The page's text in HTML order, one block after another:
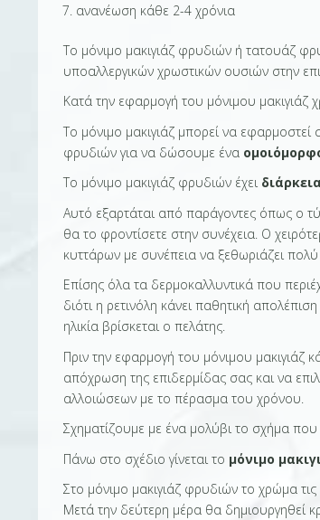
ανανέωση κάθε 2-4 χρόνια
Το μόνιμο μακιγιάζ φρυδιών ή τατουάζ
υποαλλεργικών χρωστικών ουσιών στην
Κατά την εφαρμογή του μόνιμου μακιγιάζ
Το μόνιμο μακιγιάζ μπορεί να
φρυδιών για να δώσουμε ένα
Το μόνιμο μακιγιάζ φρυδιών έχει
Αυτό εξαρτάται από παράγοντες όπως ο
θα το φροντίσετε στην συνέχεια. Ο
κυττάρων με συνέπεια να ξεθωριάζει
Επίσης όλα τα δερμοκαλλυντικά που
διότι η ρετινόλη κάνει παθητική
ηλικία βρίσκεται ο πελάτης.
Πριν την εφαρμογή του μόνιμου μακιγιάζ
απόχρωση της επιδερμίδας σας και να
αλλοιώσεων με το πέρασμα του χρόνου.
Σχηματίζουμε με ένα μολύβι το σχήμα
Πάνω στο σχέδιο γίνεται το μόνιμο
Στο μόνιμο μακιγιάζ φρυδιών το χρώμα
Μετά την δεύτερη μέρα θα δημιουργηθεί